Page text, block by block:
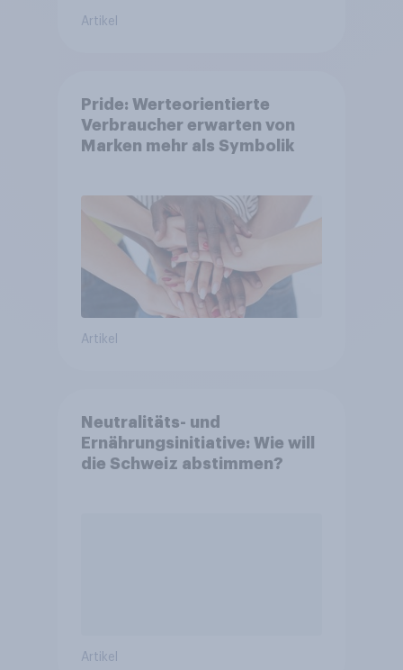
Artikel
Pride: Werteorientierte
Verbraucher erwarten von
Marken mehr als Symbolik
Artikel
Neutralitäts- und
Ernährungsinitiative: Wie will
die Schweiz abstimmen?
Artikel